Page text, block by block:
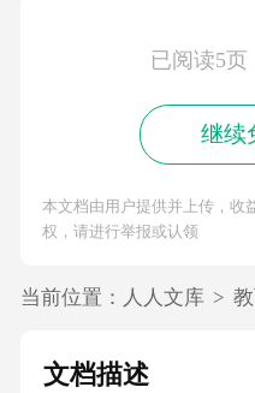
已阅读5页
继续
本文档由用户提供并上传，收
权，请进行举报或认领
当前位置： 人人文库 >
文档描述